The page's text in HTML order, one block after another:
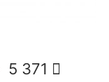
5 371